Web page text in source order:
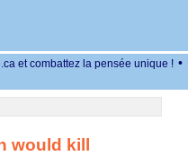
et combattez la pensée unique ! •
would kill